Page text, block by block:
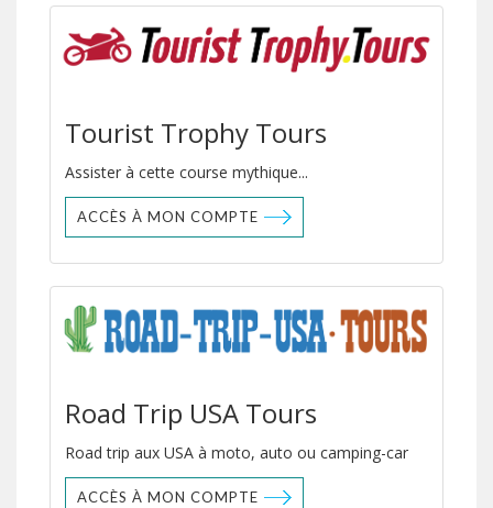
Tourist Trophy Tours
Assister à cette course mythique...
ACCÈS À MON COMPTE
Road Trip USA Tours
Road trip aux USA à moto, auto ou camping-car
ACCÈS À MON COMPTE